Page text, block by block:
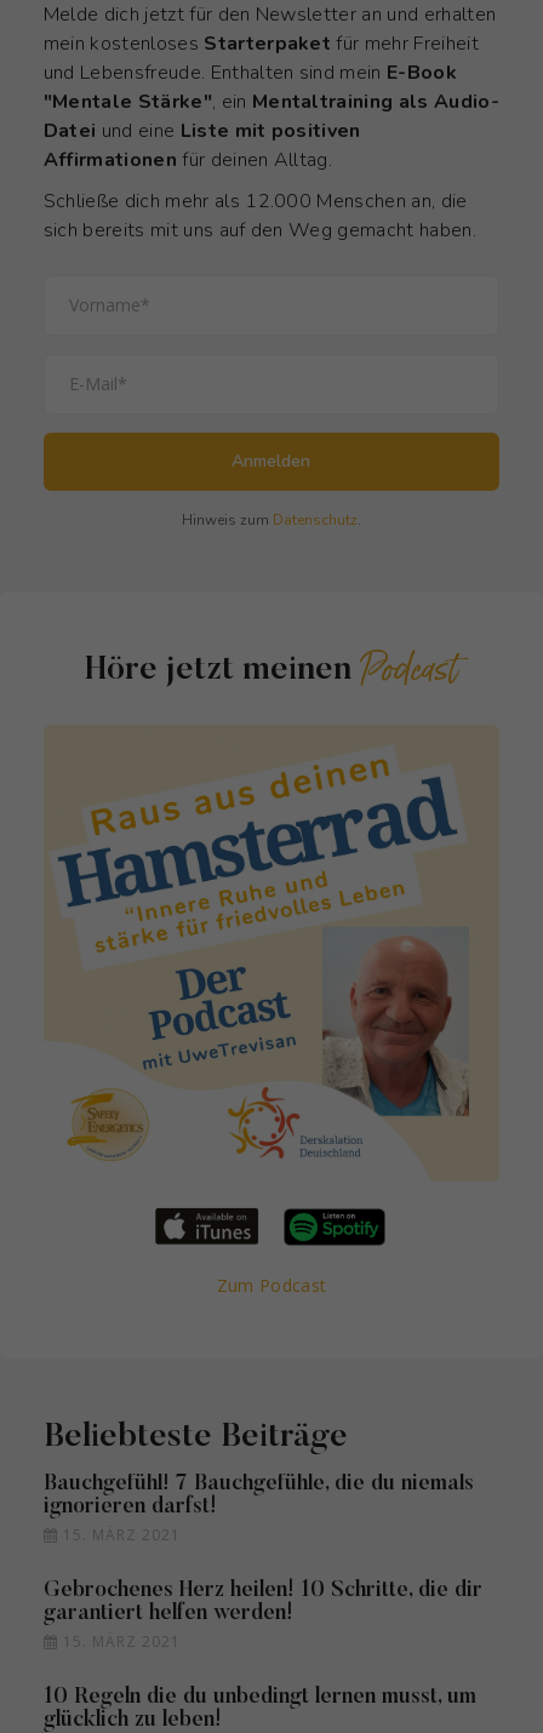
Melde dich jetzt für den Newsletter an und erhalten
mein kostenloses Starterpaket für mehr Freiheit
und Lebensfreude. Enthalten sind mein E-Book
"Mentale Stärke", ein Mentaltraining als Audio-
Datei und eine Liste mit positiven
Affirmationen für deinen Alltag.
Schließe dich mehr als 12.000 Menschen an, die
sich bereits mit uns auf den Weg gemacht haben.
Anmelden
Hinweis zum Datenschutz.
Höre jetzt meinenPodcast
Zum Podcast
Beliebteste Beiträge
Bauchgefühl! 7 Bauchgefühle, die du niemals
ignorieren darfst!
15. MÄRZ 2021
Gebrochenes Herz heilen! 10 Schritte, die dir
garantiert helfen werden!
15. MÄRZ 2021
10 Regeln die du unbedingt lernen musst, um
glücklich zu leben!